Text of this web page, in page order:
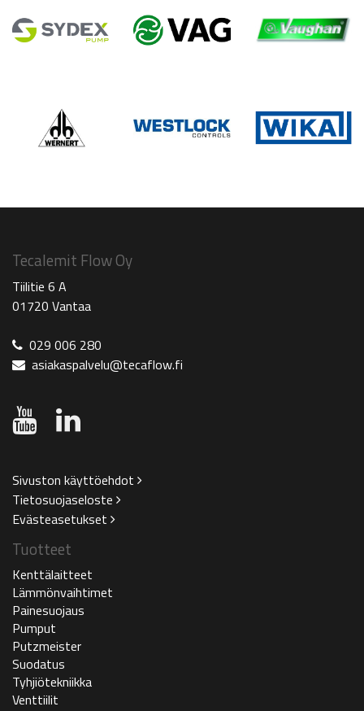
Tecalemit Flow Oy
Tiilitie 6 A
01720 Vantaa
029 006 280
asiakaspalvelu@tecaflow.fi
Sivuston käyttöehdot
Tietosuojaseloste
Evästeasetukset
Tuotteet
Kenttälaitteet
Lämmönvaihtimet
Painesuojaus
Pumput
Putzmeister
Suodatus
Tyhjiötekniikka
Venttiilit